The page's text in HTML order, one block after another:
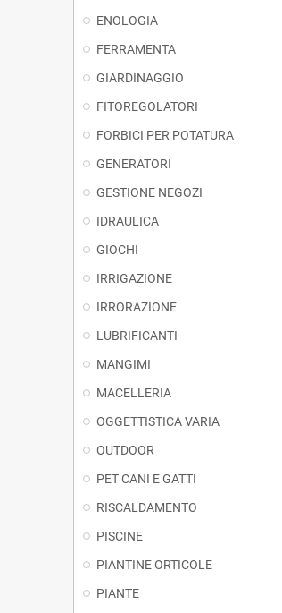
ENOLOGIA
FERRAMENTA
GIARDINAGGIO
FITOREGOLATORI
FORBICI PER POTATURA
GENERATORI
GESTIONE NEGOZI
IDRAULICA
GIOCHI
IRRIGAZIONE
IRRORAZIONE
LUBRIFICANTI
MANGIMI
MACELLERIA
OGGETTISTICA VARIA
OUTDOOR
PET CANI E GATTI
RISCALDAMENTO
PISCINE
PIANTINE ORTICOLE
PIANTE